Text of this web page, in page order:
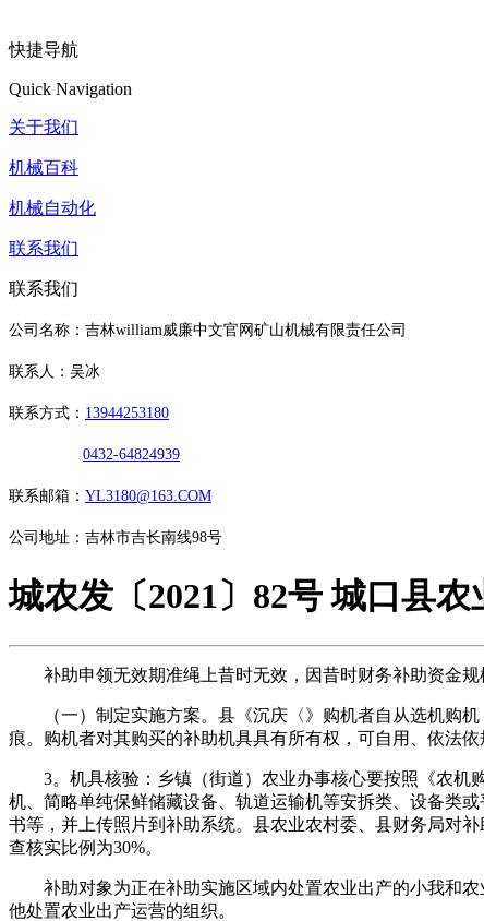
快捷导航
Quick Navigation
关于我们
机械百科
机械自动化
联系我们
联系我们
公司名称：吉林william威廉中文官网矿山机械有限责任公司
联系人：吴冰
联系方式： 13944253180
0432-64824939
联系邮箱： YL3180@163.COM
公司地址：吉林市吉长南线98号
城农发〔2021〕82号 城口县
补助申领无效期准绳上昔时无效，因昔时财务补助资金规
（一）制定实施方案。县《沉庆〈》购机者自从选机购机
痕。购机者对其购买的补助机具具有所有权，可自用、依法依
3。机具核验：乡镇（街道）农业办事核心要按照《农机
机、简略单纯保鲜储藏设备、轨道运输机等安拆类、设备类
书等，并上传照片到补助系统。县农业农村委、县财务局对
查核实比例为30%。
补助对象为正在补助实施区域内处置农业出产的小我和农
他处置农业出产运营的组织。